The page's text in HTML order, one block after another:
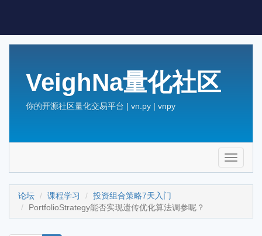
VeighNa量化社区
你的开源社区量化交易平台 | vn.py | vnpy
Toggle
论坛 课程学习
投资组合策略7天入门
PortfolioStrategy能否实现遗传优化算法调参呢？